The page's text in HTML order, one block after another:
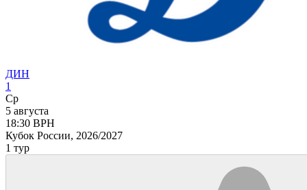
ДИН
1
Ср
5 августа
18:30 ВРН
Кубок России, 2026/2027
1 тур